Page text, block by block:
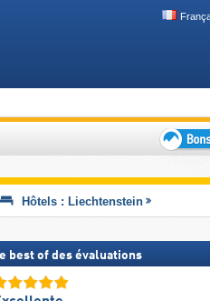
plans
Hôtels : Liechtenstein
best of des évaluations